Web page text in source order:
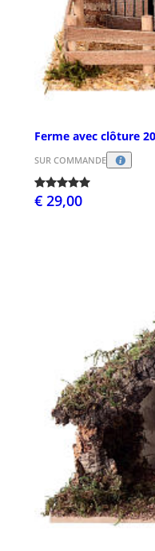
Ferme avec clôture
SUR COMMANDE
€ 29,00